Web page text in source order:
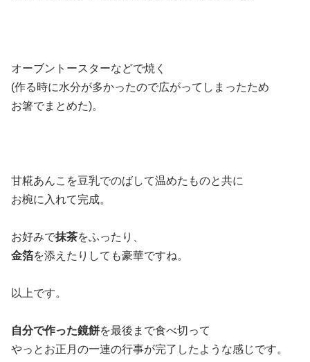
オーブントースターなどで焼く
(作る時に水分が多かったので広がってしまったため
お箸でまとめた)。
甘糀あんこを豆乳でのばして温めたものと共に
お椀に入れて完成。
お好みで抹茶をふったり、
金箔を添えたりしても豪華ですね。
以上です。
自分で作った鏡餅を最後まで食べ切って
やっとお正月の一連の行事が完了したような感じです。